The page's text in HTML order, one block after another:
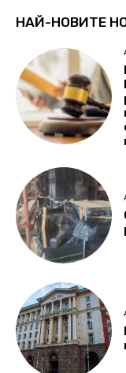
НАЙ-НОВИТЕ